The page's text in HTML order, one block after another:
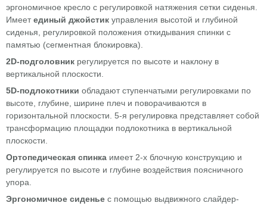
эргономичное кресло с регулировкой натяжения сетки сиденья.
Имеетединый джойстик управления высотой и глубиной
сиденья, регулировкой положения откидывания спинки с
памятью (сегментная блокировка).
2D-подголовник регулируется по высоте и наклону в
вертикальной плоскости.
5D-подлокотники обладают ступенчатыми регулировками по
высоте, глубине, ширине плеч и поворачиваются в
горизонтальной плоскости. 5-я регулировка представляет собой
трансформацию площадки подлокотника в вертикальной
плоскости.
Ортопедическая спинка имеет 2-х блочную конструкцию и
регулируется по высоте и глубине воздействия поясничного
упора.
Эргономичное сиденье с помощью выдвижного слайдер-